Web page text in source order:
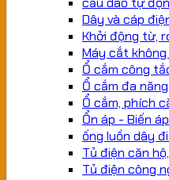
Dây và cáp
Khởi động từ,
Máy cắt không
Ổ cắm công
Ổ cắm đa
Ổ cắm, phích
Ổn áp - Biến áp
ống luồn dây
Tủ điện căn
Tủ điện công